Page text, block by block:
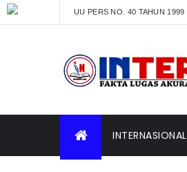
UU PERS NO. 40 TAHUN 1999
INTERNASIONAL